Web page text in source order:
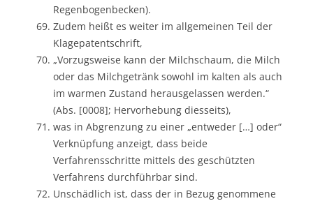
Regenbogenbecken).
Zudem heißt es weiter im allgemeinen Teil der
Klagepatentschrift,
„Vorzugsweise kann der Milchschaum, die Milch
oder das Milchgetränk sowohl im kalten als auch
im warmen Zustand herausgelassen werden.“
(Abs. [0008]; Hervorhebung diesseits),
was in Abgrenzung zu einer „entweder […] oder“
Verknüpfung anzeigt, dass beide
Verfahrensschritte mittels des geschützten
Verfahrens durchführbar sind.
Unschädlich ist, dass der in Bezug genommene